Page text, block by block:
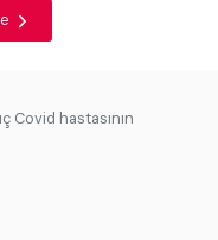
Covid hastasının